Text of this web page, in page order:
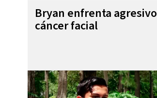
Bryan enfrenta agresivo
cáncer facial